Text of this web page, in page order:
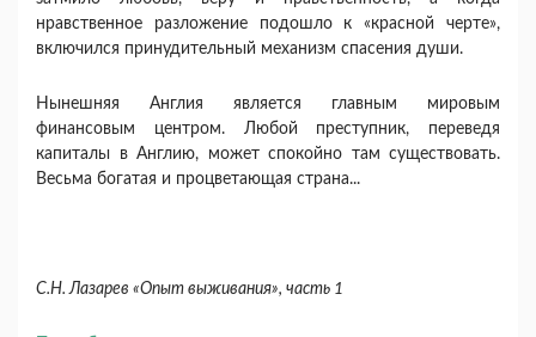
нравственное разло­жение подошло к «красной черте»,
включился при­нудительный механизм спасения души.
Нынешняя Англия является главным мировым
финансовым центром. Любой преступник, переведя
капиталы в Англию, может спокойно там существо­вать.
Весьма богатая и процветающая страна...
С.Н. Лазарев «Опыт выживания», часть 1